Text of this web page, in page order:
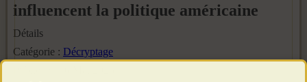
influencent la politique américaine
Détails
Catégorie : Décryptage